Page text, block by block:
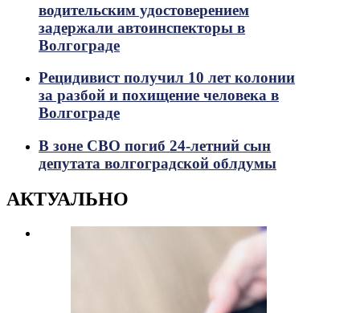
водительским удостоверением
задержали автоинспекторы в
Волгограде
Рецидивист получил 10 лет колонии
за разбой и похищение человека в
Волгограде
В зоне СВО погиб 24-летний сын
депутата волгоградской облдумы
АКТУАЛЬНО